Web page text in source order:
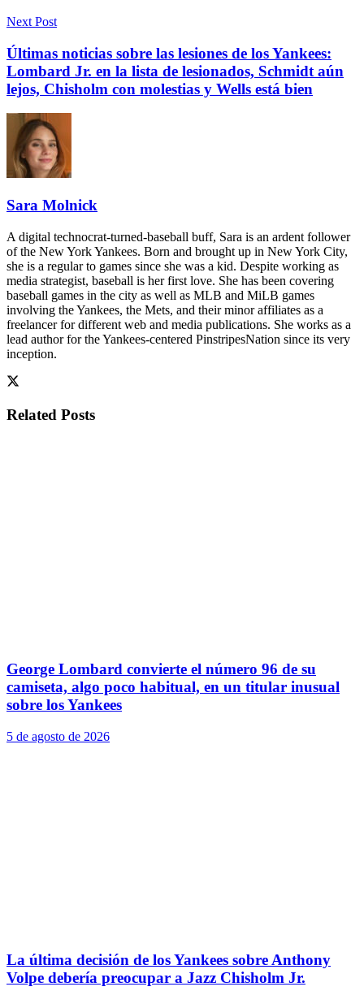
Next Post
Últimas noticias sobre las lesiones de los Yankees:
Lombard Jr. en la lista de lesionados, Schmidt aún
lejos, Chisholm con molestias y Wells está bien
Sara Molnick
A digital technocrat-turned-baseball buff, Sara is an ardent follower
of the New York Yankees. Born and brought up in New York City,
she is a regular to games since she was a kid. Despite working as
media strategist, baseball is her first love. She has been covering
baseball games in the city as well as MLB and MiLB games
involving the Yankees, the Mets, and their minor affiliates as a
freelancer for different web and media publications. She works as a
lead author for the Yankees-centered PinstripesNation since its very
inception.
Related Posts
George Lombard convierte el número 96 de su
camiseta, algo poco habitual, en un titular inusual
sobre los Yankees
5 de agosto de 2026
La última decisión de los Yankees sobre Anthony
Volpe debería preocupar a Jazz Chisholm Jr.